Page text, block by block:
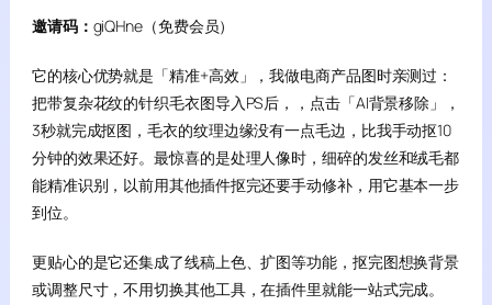
邀请码： giQHne（免费会员）
它的核心优势就是「精准+高效」，我做电商产品图时亲测过：
把带复杂花纹的针织毛衣图导入PS后，，点击「AI背景移除」，
3秒就完成抠图，毛衣的纹理边缘没有一点毛边，比我手动抠10
分钟的效果还好。最惊喜的是处理人像时，细碎的发丝和绒毛都
能精准识别，以前用其他插件抠完还要手动修补，用它基本一步
到位。
更贴心的是它还集成了线稿上色、扩图等功能，抠完图想换背景
或调整尺寸，不用切换其他工具，在插件里就能一站式完成。